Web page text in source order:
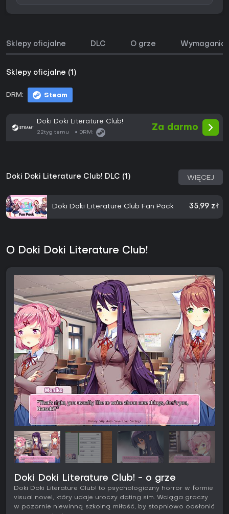
Sklepy oficjalne DLC O grze Wymagania
Sklepy oficjalne (1)
DRM: Steam
Doki Doki Literature Club!
22tyg temu DRM:
Za darmo
Doki Doki Literature Club! DLC (1) WIĘCEJ
Doki Doki Literature Club Fan Pack 35,99 zł
O Doki Doki Literature Club!
Doki Doki Literature Club! - o grze
Doki Doki Literature Club! to psychologiczny horror w formie
visual novel, który udaje uroczy dating sim. Wciąga graczy
w pozornie niewinną szkolną miłość, by stopniowo odsłonić